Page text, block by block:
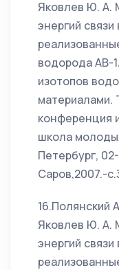
Яковлев Ю. А.
энергий
водорода АВ-
изотопов
материалами.
конференция
школа
Петербург,
Саров,2007.-
16.Полянский
Яковлев Ю. А.
энергий